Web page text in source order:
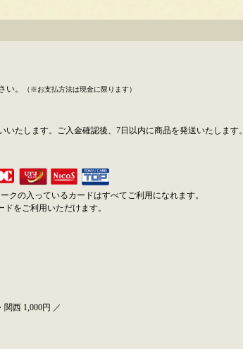
い。
（※お支払方法は現金に限ります）
たします。ご入金確認後、7日以内に商品を発送いたします。
クの入っているカードはすべてご利用になれます。
をご利用いただけます。
西 1,000円 ／